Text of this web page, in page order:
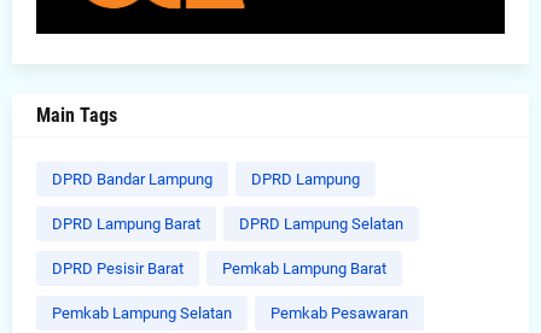
Main Tags
DPRD Bandar Lampung DPRD Lampung
DPRD Lampung Barat DPRD Lampung Selatan
DPRD Pesisir Barat Pemkab Lampung Barat
Pemkab Lampung Selatan Pemkab Pesawaran